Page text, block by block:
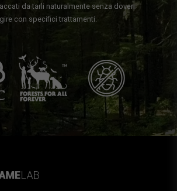
da tarli naturalmente senza dover
con specifici trattamenti.